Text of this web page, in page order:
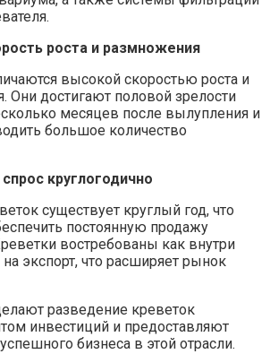
роста и размножения
высокой скоростью роста и
Они достигают половой зрелости
месяцев после вылупления и
большое количество
круглогодично
существует круглый год, что
постоянную продажу
востребованы как внутри
на экспорт, что расширяет рынок
разведение креветок
инвестиций и предоставляют
бизнеса в этой отрасли.